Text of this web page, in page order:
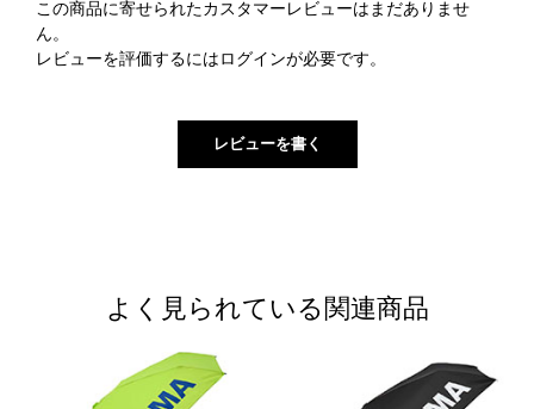
この商品に寄せられたカスタマーレビューはまだありませ
ん。
レビューを評価するには ログインが必要です。
よく見られている関連商品